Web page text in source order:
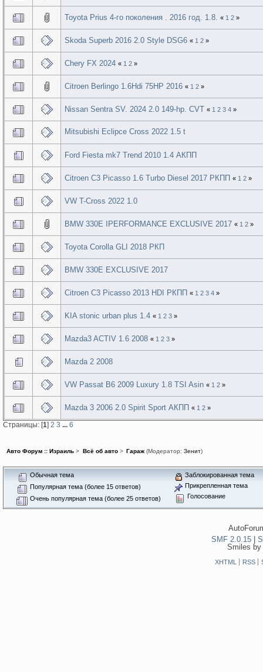
Toyota Prius 4-го поколения . 2016 год. 1.8.« 1 2 »
Skoda Superb 2016 2.0 Style DSG6 « 1 2 »
Chery FX 2024 « 1 2 »
Сitroen Berlingo 1.6Hdi 75HP 2016 « 1 2 »
Nissan Sentra SV. 2024 2.0 149-hp. CVT « 1 2 3 4 »
Mitsubishi Eclipce Cross 2022 1.5 t
Ford Fiesta mk7 Trend 2010 1.4 АКПП
Citroen C3 Picasso 1.6 Turbo Diesel 2017 РКПП « 1 2 »
VW T-Cross 2022 1.0
BMW 330E IPERFORMANCE EXCLUSIVE 2017 « 1 2 »
Toyota Corolla GLI 2018 РКП
BMW 330E EXCLUSIVE 2017
Citroen C3 Picasso 2013 HDI РКПП « 1 2 3 4 »
KIA stonic urban plus 1.4 « 1 2 3 »
Mazda3 ACTIV 1.6 2008 « 1 2 3 »
Mazda 2 2008
VW Passat B6 2009 Luxury 1.8 TSI Asin « 1 2 »
Mazda 3 2006 2.0 Spirit Sport АКПП « 1 2 »
Страницы: [1] 2 3 ... 6
Авто Форум :: Израиль > Всё об авто> Гараж(Модератор: Зенит)
Обычная тема
Популярная тема (более 15 ответов)
Очень популярная тема (более 25 ответов)
Заблокированная тема
Прикрепленная тема
Голосование
SMF 2.0.15
Smiles
XHTML RSS